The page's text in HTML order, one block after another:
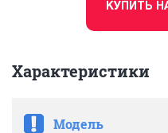
КУПИТЬ
Характеристики
Модель